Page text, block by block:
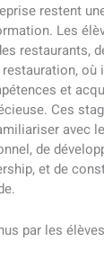
restent
Les
restaurants,
où
et
Ces
avec
de
et de
par les élèves